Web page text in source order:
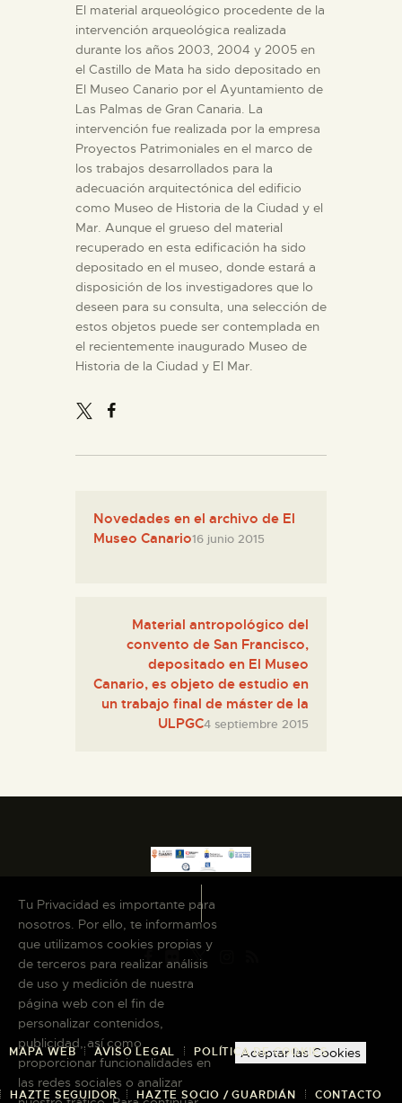
PREPARAR LA VISITA
ACTIVIDADES
█
EL MUSEO
COLECCIONES
DIDÁCTICA
ESPAÑOL
El material arqueológico procedente de la
intervención arqueológica realizada
durante los años 2003, 2004 y 2005 en
el Castillo de Mata ha sido depositado en
El Museo Canario por el Ayuntamiento de
Las Palmas de Gran Canaria. La
intervención fue realizada por la empresa
Proyectos Patrimoniales en el marco de
los trabajos desarrollados para la
adecuación arquitectónica del edificio
como Museo de Historia de la Ciudad y el
Mar. Aunque el grueso del material
recuperado en esta edificación ha sido
depositado en el museo, donde estará a
disposición de los investigadores que lo
deseen para su consulta, una selección de
estos objetos puede ser contemplada en
el recientemente inaugurado Museo de
Historia de la Ciudad y El Mar.
Novedades en el archivo de El
Museo Canario16 junio 2015
Material antropológico del
convento de San Francisco,
depositado en El Museo
Canario, es objeto de estudio en
un trabajo final de máster de la
ULPGC4 septiembre 2015
MAPA WEB AVISO LEGAL POLÍTICA DE COOKIES
HAZTE SEGUIDOR HAZTE SOCIO / GUARDIÁN CONTACTO
Tu Privacidad es importante para
nosotros. Por ello, te informamos
que utilizamos cookies propias y
de terceros para realizar análisis
de uso y medición de nuestra
página web con el fin de
personalizar contenidos,
publicidad, así como
proporcionar funcionalidades en
las redes sociales o analizar
Aceptar las Cookies